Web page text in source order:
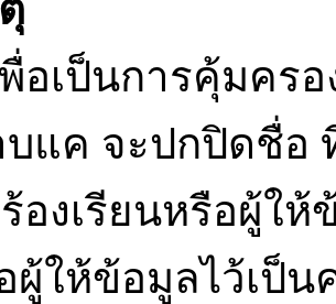
การคุ้มครองสิ
แค จะปกปิดชื่อ
องเรียนหรือผู้ใ
ผู้ให้ข้อมูลไว้เป็